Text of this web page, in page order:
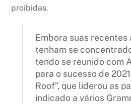
proibidas.
Embora suas recentes
tenham se
tendo se reunido com
para o sucesso de
Roof”, que liderou as
indicado a vários